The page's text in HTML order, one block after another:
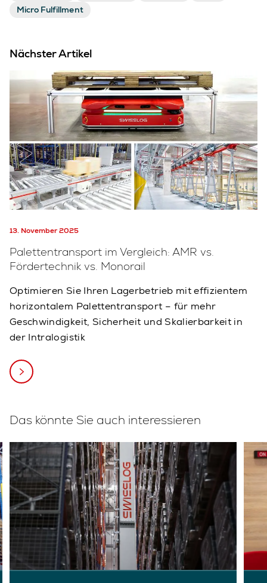
Micro Fulfillment
Nächster Artikel
13. November 2025
Palettentransport im Vergleich: AMR vs.
Fördertechnik vs. Monorail
Optimieren Sie Ihren Lagerbetrieb mit effizientem
horizontalem Palettentransport – für mehr
Geschwindigkeit, Sicherheit und Skalierbarkeit in
der Intralogistik
Das könnte Sie auch interessieren